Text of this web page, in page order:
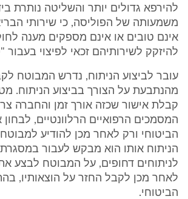
להירפא גדולים יותר והשליטה נותרת
משמעותה של הפוליסה, כי שירותי
אינם טובים או אינם מספקים מענה
להיזקק לשירותיהם זכאי לפיצוי בעבור
עובר לביצוע הניתוח, נדרש המבוטח
מהנתבעת על הצורך בביצוע הניתוח.
קבלת אישור שכזה אורך זמן והחברה
המסמכים הרפואיים הרלוונטיים, לבחון
הביטוחי ורק לאחר מכן להודיע
הניתוח אותו הוא מבקש לעבור במסגרת
לניתוחים דחופים, על המבוטח לבצע
לאחר מכן לקבל החזר על הוצאותיו,
הביטוחי.